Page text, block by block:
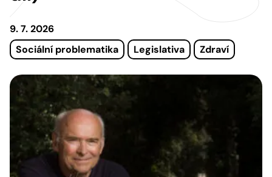
9. 7. 2026
Sociální problematika
Legislativa Zdraví